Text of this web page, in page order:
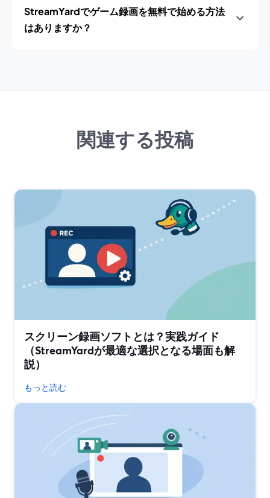
StreamYardでゲーム録画を無料で始める方法
はありますか？
関連する投稿
スクリーン録画ソフトとは？実践ガイド
（StreamYardが最適な選択となる場面も解
説）
もっと読む